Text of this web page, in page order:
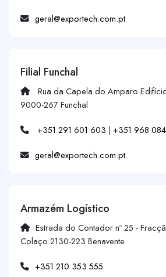
geral@exportech.com.pt
Filial Funchal
Rua da Capela do Amparo
9000-267 Funchal
+351 291 601 603 | +351 968
geral@exportech.com.pt
Armazém Logístico
Estrada do Contador nº 25 -
Colaço 2130-223 Benavente
+351 210 353 555